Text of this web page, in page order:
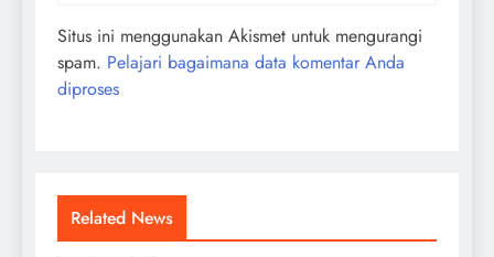
Situs ini menggunakan Akismet untuk mengurangi
spam. Pelajari bagaimana data komentar Anda
diproses
Related News